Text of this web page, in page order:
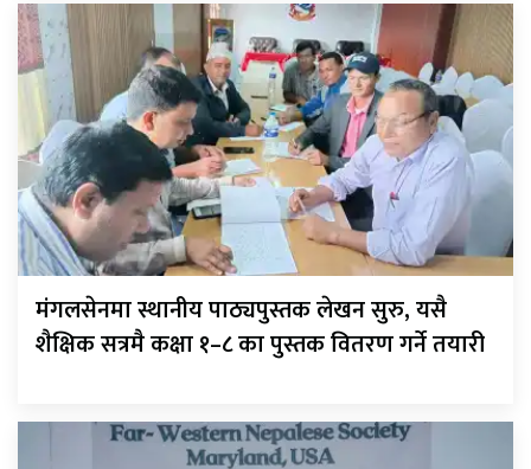
मंगलसेनमा स्थानीय पाठ्यपुस्तक लेखन सुरु, यसै
शैक्षिक सत्रमै कक्षा १–८ का पुस्तक वितरण गर्ने तयारी